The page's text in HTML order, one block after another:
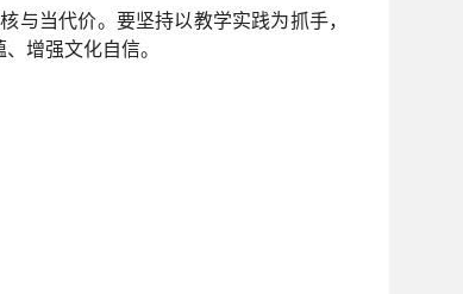
与当代价。要坚持以教学实践为抓手，
增强文化自信。